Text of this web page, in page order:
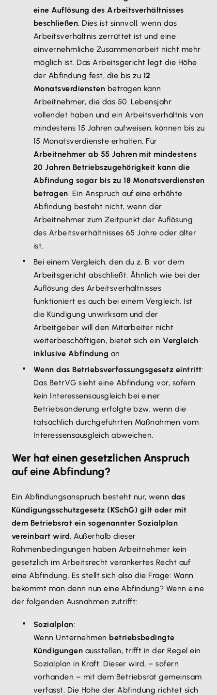
eine Auflösung des Arbeitsverhältnisses
beschließen. Dies ist sinnvoll, wenn das
Arbeitsverhältnis zerrüttet ist und eine
einvernehmliche Zusammenarbeit nicht mehr
möglich ist. Das Arbeitsgericht legt die Höhe
der Abfindung fest, die bis zu 12
Monatsverdiensten betragen kann.
Arbeitnehmer, die das 50. Lebensjahr
vollendet haben und ein Arbeitsverhältnis von
mindestens 15 Jahren aufweisen, können bis zu
15 Monatsverdienste erhalten. Für
Arbeitnehmer ab 55 Jahren mit mindestens
20 Jahren Betriebszugehörigkeit kann die
Abfindung sogar bis zu 18 Monatsverdiensten
betragen. Ein Anspruch auf eine erhöhte
Abfindung besteht nicht, wenn der
Arbeitnehmer zum Zeitpunkt der Auflösung
des Arbeitsverhältnisses 65 Jahre oder älter
ist.
Bei einem Vergleich, den du z. B. vor dem
Arbeitsgericht abschließt: Ähnlich wie bei der
Auflösung des Arbeitsverhältnisses
funktioniert es auch bei einem Vergleich. Ist
die Kündigung unwirksam und der
Arbeitgeber will den Mitarbeiter nicht
weiterbeschäftigen, bietet sich ein Vergleich
inklusive Abfindung an.
Wenn das Betriebsverfassungsgesetz eintritt:
Das BetrVG sieht eine Abfindung vor, sofern
kein Interessensausgleich bei einer
Betriebsänderung erfolgte bzw. wenn die
tatsächlich durchgeführten Maßnahmen vom
Interessensausgleich abweichen.
Wer hat einen gesetzlichen Anspruch
auf eine Abfindung?
Ein Abfindungsanspruch besteht nur, wenn das
Kündigungsschutzgesetz (KSchG) gilt oder mit
dem Betriebsrat ein sogenannter Sozialplan
vereinbart wird. Außerhalb dieser
Rahmenbedingungen haben Arbeitnehmer kein
gesetzlich im Arbeitsrecht verankertes Recht auf
eine Abfindung. Es stellt sich also die Frage: Wann
bekommt man denn nun eine Abfindung? Wenn eine
der folgenden Ausnahmen zutrifft:
Sozialplan:
Wenn Unternehmen betriebsbedingte
Kündigungen ausstellen, trifft in der Regel ein
Sozialplan in Kraft. Dieser wird, – sofern
vorhanden – mit dem Betriebsrat gemeinsam
verfasst. Die Höhe der Abfindung richtet sich